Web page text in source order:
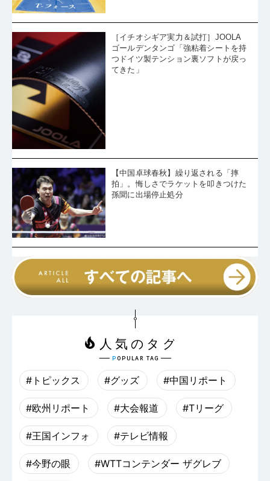
［イチオシギア実力＆試打］JOOLA
ゴールデンタンゴ「強粘着シートを持
つドイツ製テンション裏ソフトが戻っ
てきた」
【中国卓球春秋】繰り返される「摔
拍」。悔しさでラケットを叩きつけた
孫聞に出場停止処分
#トピックス #グッズ #中国リポート
#欧州リポート #大会報道 #Tリーグ
#王国インフォ #テレビ情報
#今野の眼 #WTTコンテンダー ザグレブ